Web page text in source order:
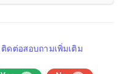
ติดต่อสอบถามเพิ่มเติม